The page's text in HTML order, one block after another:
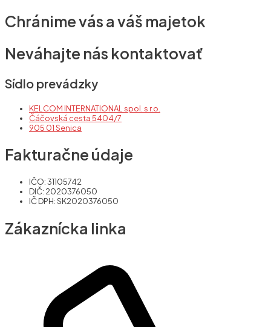
Chránime vás a váš majetok
Neváhajte nás kontaktovať
Sídlo prevádzky
KELCOM INTERNATIONAL spol. s r.o.
Čáčovská cesta 5404/7
905 01 Senica
Fakturačne údaje
IČO: 31105742
DIČ: 2020376050
IČ DPH: SK2020376050
Zákaznícka linka